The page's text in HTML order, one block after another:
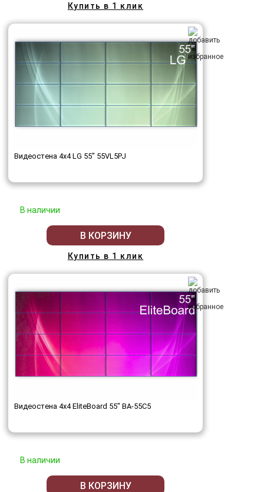
Купить в 1 клик
Видеостена 4x4 LG 55" 55VL5PJ
В наличии
В КОРЗИНУ
Купить в 1 клик
Видеостена 4x4 EliteBoard 55" BA-55C5
В наличии
В КОРЗИНУ